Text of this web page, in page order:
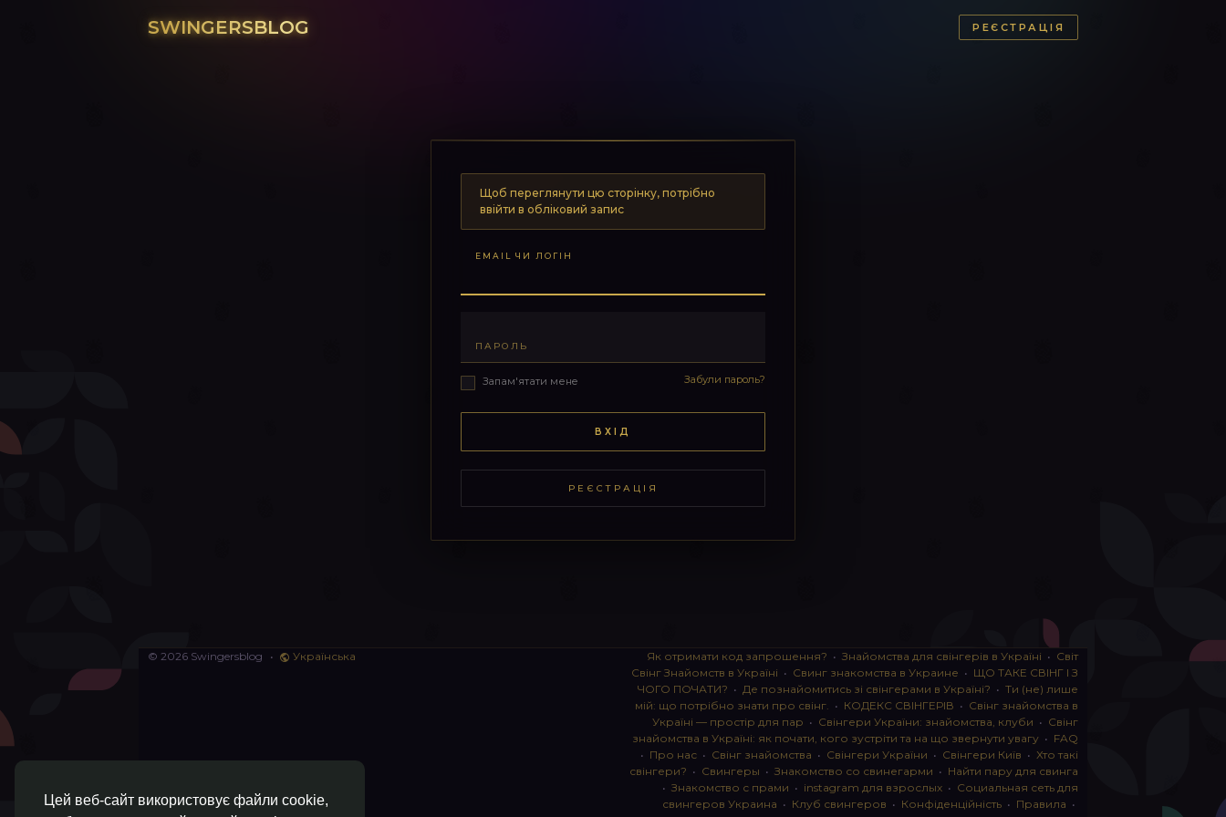
Цей веб-сайт використовує файли cookie,
SWINGERSBLOG РЕЄСТРАЦІЯ
Щоб переглянути цю сторінку, потрібно
ввійти в обліковий запис
EMAIL ЧИ ЛОГІН
ПАРОЛЬ
Запам'ятати мене Забули пароль?
ВХІД
РЕЄСТРАЦІЯ
© 2026 Swingersblog • Українська Як отримати код запрошення? • Знайомства для свінгерів в Україні • Світ
Свінг Знайомств в Україні • Свинг знакомства в Украине • ЩО ТАКЕ СВІНГ І З
ЧОГО ПОЧАТИ? • Де познайомитись зі свінгерами в Україні? • Ти (не) лише
мій: що потрібно знати про свінг. • КОДЕКС СВІНГЕРІВ • Свінг знайомства в
Україні — простір для пар • Свінгери України: знайомства, клуби • Свінг
знайомства в Україні: як почати, кого зустріти та на що звернути увагу • FAQ
• Про нас • Свінг знайомства • Свінгери України • Свінгери Київ • Хто такі
свінгери? • Свингеры • Знакомство со свинегарми • Найти пару для свинга
• Знакомство с прами • instagram для взрослых • Социальная сеть для
свингеров Украина • Клуб свингеров • Конфіденційність • Правила •